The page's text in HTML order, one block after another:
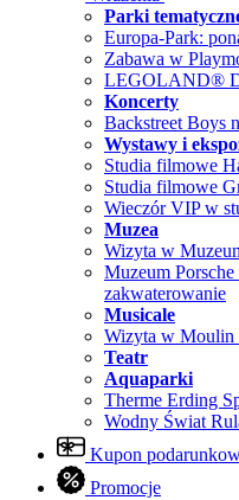
Parki
Europa-Park:
Zabawa w
LEGOLAND®
Koncerty
Backstreet Boys
Wystawy i
Studia filmowe
Studia filmowe
Wieczór VIP w
Muzea
Wizyta w
Muzeum
zakwaterowanie
Musicale
Wizyta w Moulin
Teatr
Aquaparki
Therme Erding
Wodny Świat
Kupon
Promocje